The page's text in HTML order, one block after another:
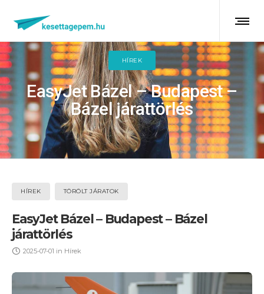
HÍREK
EasyJet Bázel – Budapest –
Bázel járattörlés
HÍREK TÖRÖLT JÁRATOK
EasyJet Bázel – Budapest – Bázel
járattörlés
2025-07-01 in Hírek